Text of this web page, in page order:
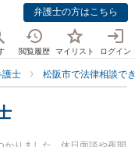
弁護士の方はこちら
閲覧履歴 マイリスト ログイン
護士 松阪市で法律相談で